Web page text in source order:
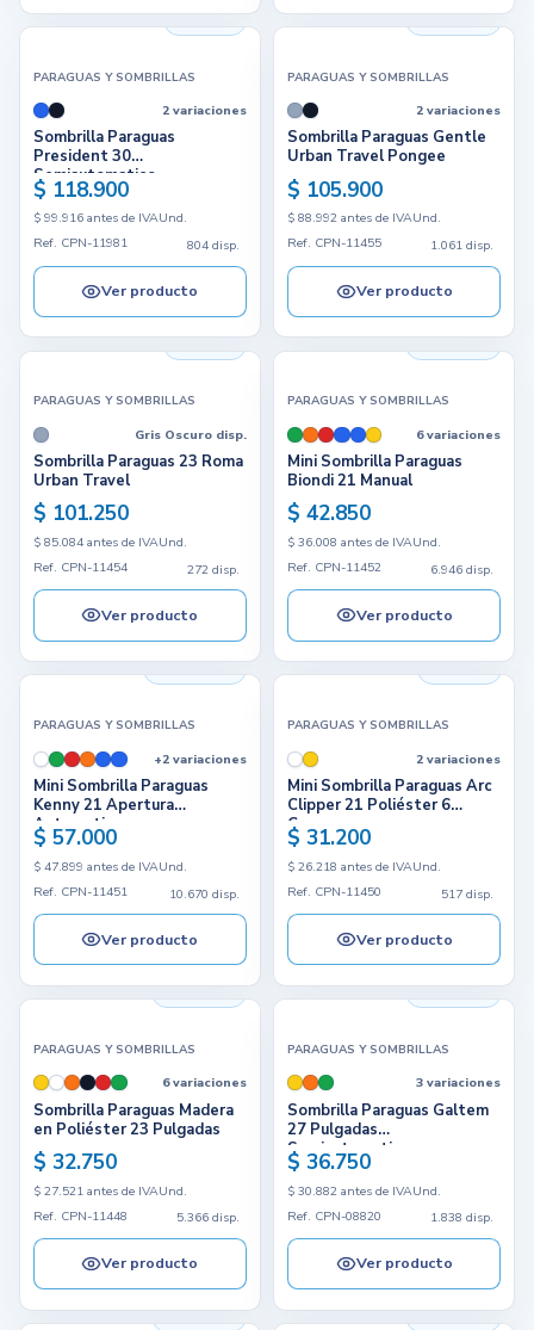
804 disp.
PARAGUAS Y SOMBRILLAS
2 variaciones
Sombrilla Paraguas
President 30
Semiautomatico
$ 118.900
$ 99.916 antes de IVAUnd.
Ref. CPN-11981
804 disp.
Ver producto
1.061 disp.
PARAGUAS Y SOMBRILLAS
2 variaciones
Sombrilla Paraguas Gentle
Urban Travel Pongee
$ 105.900
$ 88.992 antes de IVAUnd.
Ref. CPN-11455
1.061 disp.
Ver producto
PARAGUAS Y SOMBRILLAS
Gris Oscuro disp.
Sombrilla Paraguas 23 Roma
Urban Travel
$ 101.250
$ 85.084 antes de IVAUnd.
Ref. CPN-11454
272 disp.
Ver producto
PARAGUAS Y SOMBRILLAS
6 variaciones
Mini Sombrilla Paraguas
Biondi 21 Manual
$ 42.850
$ 36.008 antes de IVAUnd.
Ref. CPN-11452
6.946 disp.
Ver producto
PARAGUAS Y SOMBRILLAS
+2 variaciones
Mini Sombrilla Paraguas
Kenny 21 Apertura
Automatica
$ 57.000
$ 47.899 antes de IVAUnd.
Ref. CPN-11451
10.670 disp.
Ver producto
PARAGUAS Y SOMBRILLAS
2 variaciones
Mini Sombrilla Paraguas Arc
Clipper 21 Poliéster 6
Cascos
$ 31.200
$ 26.218 antes de IVAUnd.
Ref. CPN-11450
517 disp.
Ver producto
PARAGUAS Y SOMBRILLAS
6 variaciones
Sombrilla Paraguas Madera
en Poliéster 23 Pulgadas
$ 32.750
$ 27.521 antes de IVAUnd.
Ref. CPN-11448
5.366 disp.
Ver producto
PARAGUAS Y SOMBRILLAS
3 variaciones
Sombrilla Paraguas Galtem
27 Pulgadas
Semiautomatico
$ 36.750
$ 30.882 antes de IVAUnd.
Ref. CPN-08820
1.838 disp.
Ver producto
4.112 disp. 9.062 disp.